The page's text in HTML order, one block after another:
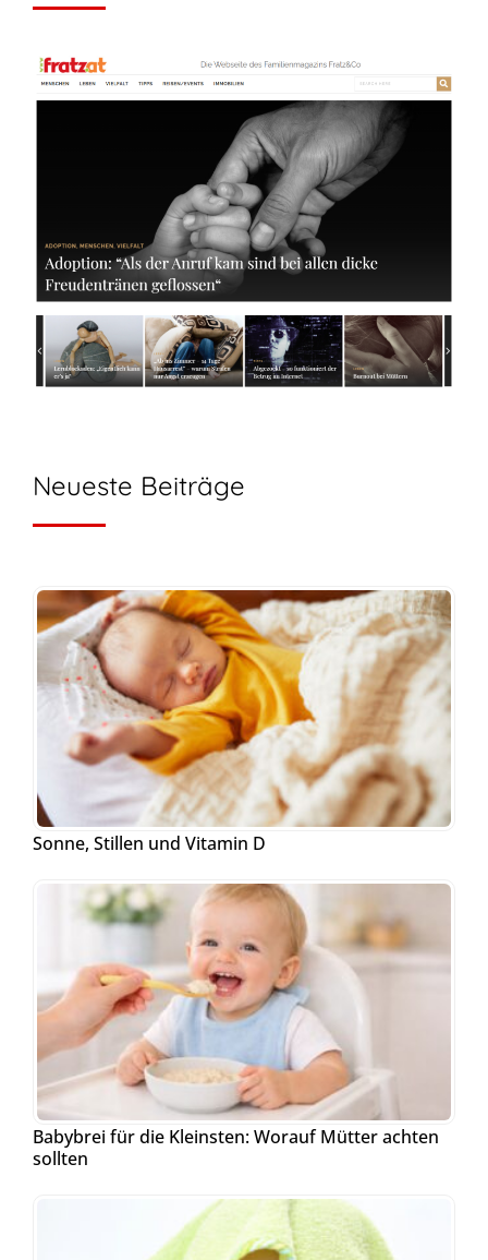
Neueste Beiträge
Sonne, Stillen und Vitamin D
Babybrei für die Kleinsten: Worauf Mütter achten
sollten